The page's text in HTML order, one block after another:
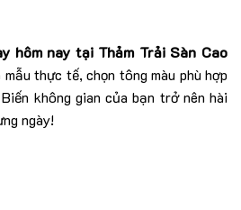
hôm nay tại Thảm Trải Sàn Cao
mẫu thực tế, chọn tông màu phù hợp
không gian của bạn trở nên hài
ngày!